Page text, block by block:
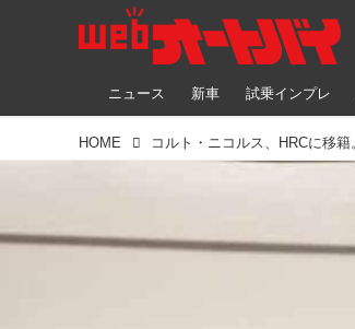
ニュース 新車 試乗インプレ
HOME